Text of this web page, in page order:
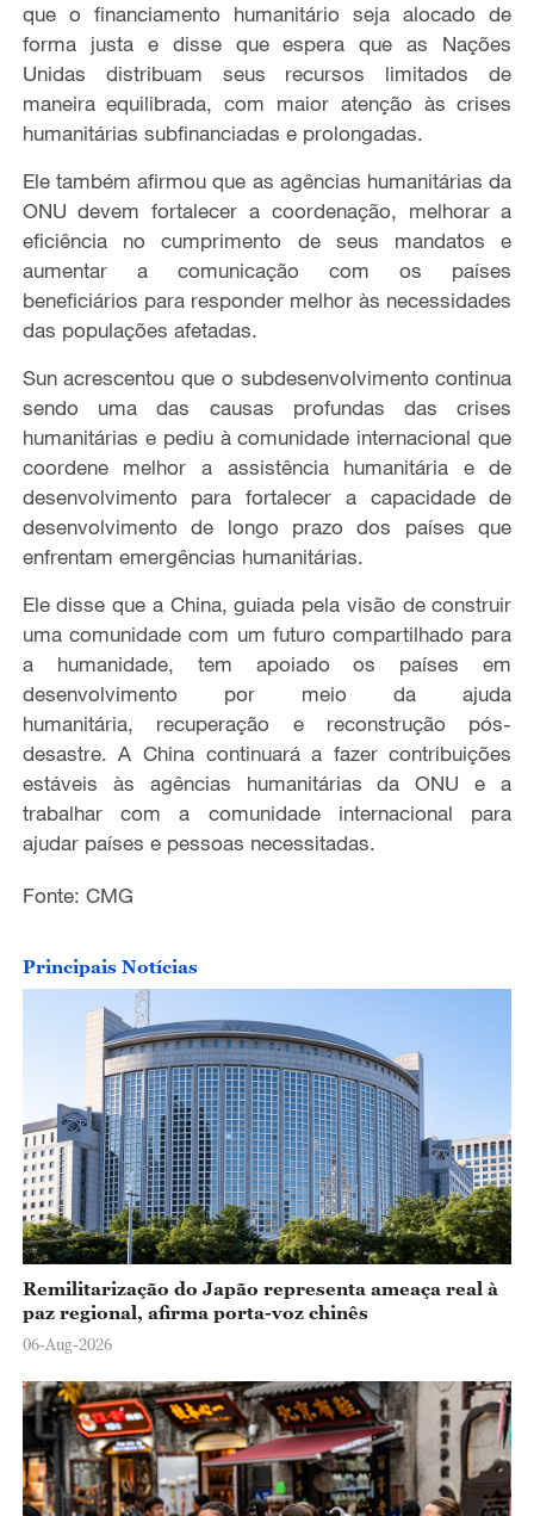
que o financiamento humanitário seja alocado de
forma justa e disse que espera que as Nações
Unidas distribuam seus recursos limitados de
maneira equilibrada, com maior atenção às crises
humanitárias subfinanciadas e prolongadas.
Ele também afirmou que as agências humanitárias da
ONU devem fortalecer a coordenação, melhorar a
eficiência no cumprimento de seus mandatos e
aumentar a comunicação com os países
beneficiários para responder melhor às necessidades
das populações afetadas.
Sun acrescentou que o subdesenvolvimento continua
sendo uma das causas profundas das crises
humanitárias e pediu à comunidade internacional que
coordene melhor a assistência humanitária e de
desenvolvimento para fortalecer a capacidade de
desenvolvimento de longo prazo dos países que
enfrentam emergências humanitárias.
Ele disse que a China, guiada pela visão de construir
uma comunidade com um futuro compartilhado para
a humanidade, tem apoiado os países em
desenvolvimento por meio da ajuda
humanitária, recuperação e reconstrução pós-
desastre. A China continuará a fazer contribuições
estáveis às agências humanitárias da ONU e a
trabalhar com a comunidade internacional para
ajudar países e pessoas necessitadas.
Fonte: CMG
Principais Notícias
Remilitarização do Japão representa ameaça real à
paz regional, afirma porta-voz chinês
06-Aug-2026